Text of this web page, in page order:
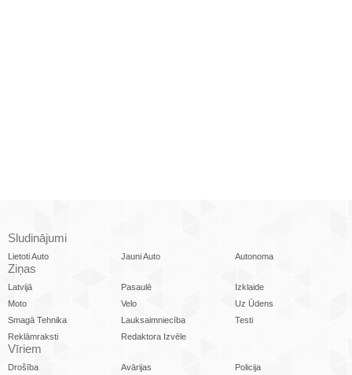
Sludinājumi
Lietoti Auto Jauni Auto Autonoma
Ziņas
Latvijā Pasaulē
Izklaide
Moto
Velo
Uz Ūdens
Smagā Tehnika
Lauksaimniecība
Testi
Reklāmraksti
Redaktora Izvēle
Vīriem
Drošība Avārijas
Policija